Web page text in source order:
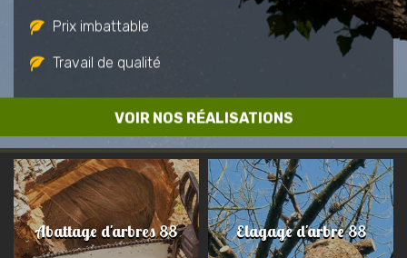
VOIR NOS RÉALISATIONS
Prix imbattable
Travail de qualité
Abattage d'arbres 88 Elagage d'arbre 88